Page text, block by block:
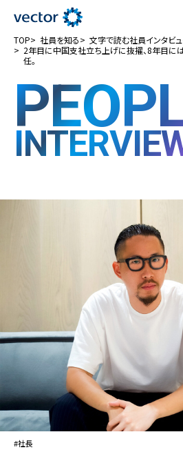
TOP 社員を知る
文字で読む社員インタビ
2年目に中国支社立ち上げに抜擢、8年目に
任。
#社長